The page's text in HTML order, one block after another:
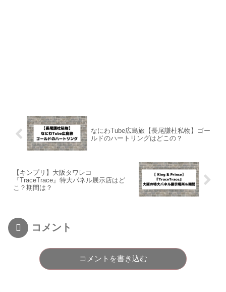
なにわTube広島旅【長尾謙杜私物】ゴー
ルドのハートリングはどこの？
【キンプリ】大阪タワレコ
『TraceTrace』特大パネル展示店はど
こ？期間は？
コメント
コメントを書き込む